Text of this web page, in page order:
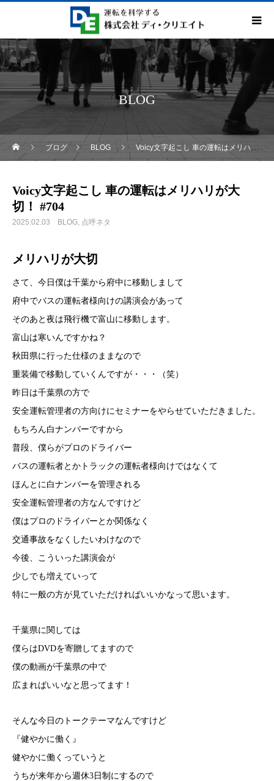
BLOG
ブログ BLOG Voicy文字起こし 車の運転はメリハリが大切！ #704
Voicy文字起こし 車の運転はメリハリが大
切！ #704
2025.02.03 BLOG 点呼ネタ
メリハリが大切
さて、今日僕は千葉から府中に移動しまして
府中でバスの運転者様向けの講演会があって
そのあと夜は飛行機で富山に移動します。
富山は寒いんですかね？
秋田県に行った仕様のままなので
重装備で移動していくんですが・・・（笑）
昨日は千葉県の方で
安全運転管理者の方向けにセミナーをやらせていただきました。
もちろん白ナンバーですから
普段、僕らがプロのドライバー
バスの運転者とかトラックの運転者様向けではなくて
ほんとに白ナンバーを管理される
安全運転管理者の方なんですけど
僕はプロのドライバーとか関係なく
交通事故をなくしたいわけなので
今後、こういった講演会が
少しでも増えていって
特に一般の方が見ていただければいいかなって思います。
千葉県に関しては
僕らはDVDを寄贈してますので
僕の動画が千葉県の中で
広まればいいなと思ってます！
そんな今日のトークテーマなんですけど
『健やかに働く』
健やかに働くっていうと
うちが来年から週休3日制にするので